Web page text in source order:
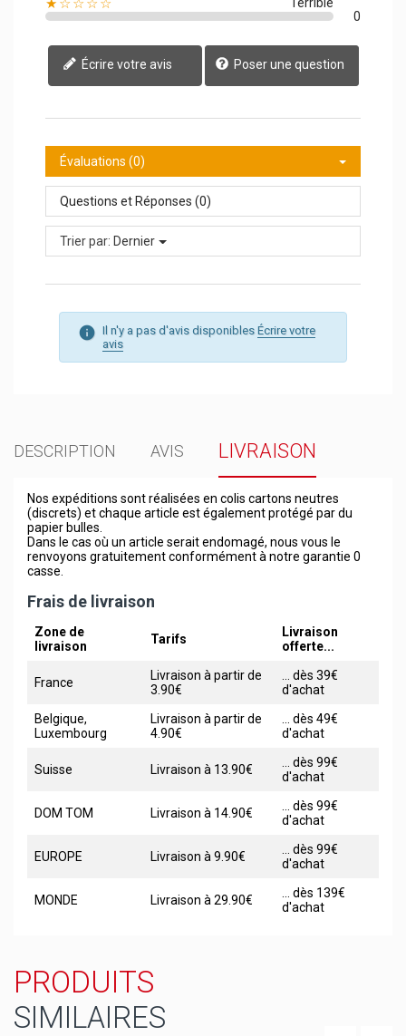
0
Écrire votre avis Poser une question
Évaluations (0)
Questions et Réponses (0)
Trier par: Dernier
Il n'y a pas d'avis disponibles Écrire votre
avis
DESCRIPTION AVIS LIVRAISON
Nos expéditions sont réalisées en colis cartons neutres
(discrets) et chaque article est également protégé par du
papier bulles.
Dans le cas où un article serait endomagé, nous vous le
renvoyons gratuitement conformément à notre garantie 0
casse.
Frais de livraison
Zone de
livraison
Tarifs
Livraison
offerte...
France
Livraison à partir de
3.90€
... dès 39€
d'achat
Belgique,
Luxembourg
Livraison à partir de
4.90€
... dès 49€
d'achat
Suisse Livraison à 13.90€
... dès 99€
d'achat
DOM TOM Livraison à 14.90€
... dès 99€
d'achat
EUROPE Livraison à 9.90€
... dès 99€
d'achat
MONDE Livraison à 29.90€
... dès 139€
d'achat
PRODUITS
SIMILAIRES